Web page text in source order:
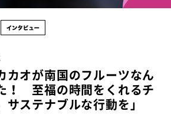
カオが南国のフルーツなん
！ 至福の時間をくれるチ
サステナブルな行動を」